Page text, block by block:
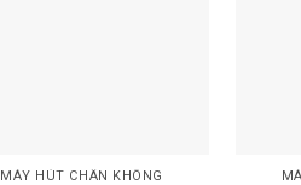
MÁY HÚT CHÂN KHÔNG